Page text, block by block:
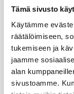
Tämä sivusto
Käytämme
räätälöimiseen,
tukemiseen ja
jaamme
alan
sivustoamme.
ja herkkuja
miellyttävän
vain aikuisille.
Tutustu
vierailla
kartanoissa.
St Kittsin